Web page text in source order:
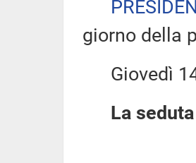
giorno della
Giovedì 14
La